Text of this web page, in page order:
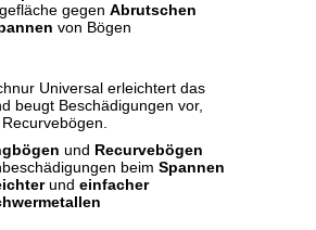
gegen Abrutschen
von Bögen
Universal erleichtert das
beugt Beschädigungen vor,
und Recurvebögen
beim Spannen
und einfacher